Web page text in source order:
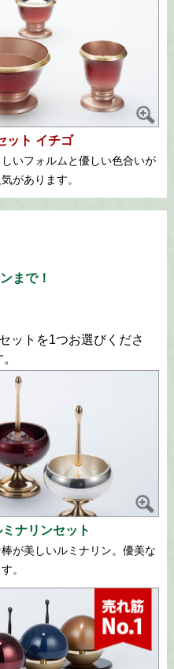
ット イチゴ
いフォルムと優しい色合いが
があります。
まで！
ットを1つお選びくださ
ナリンセット
が美しいルミナリン。優美な
。